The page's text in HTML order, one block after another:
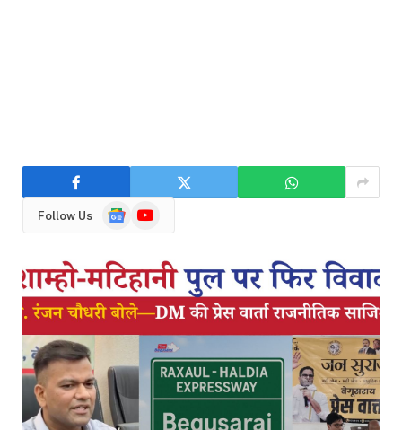
Follow Us
GoogleYouTube